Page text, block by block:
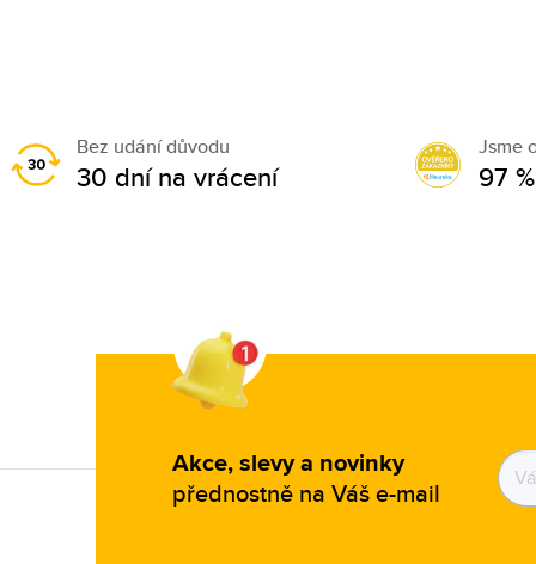
Frederic Graff (155)
Furla (52)
Guess by Marciano (68)
Guess Collection (2)
Hally & Son (1)
Hamilton (26)
Bez udání důvodu
30 dní na vrácení
Jsme
97
Akce, slevy a novinky
přednostně na Váš e-mail